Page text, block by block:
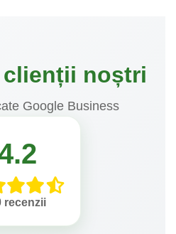
clienții noștri
Google Business
recenzii